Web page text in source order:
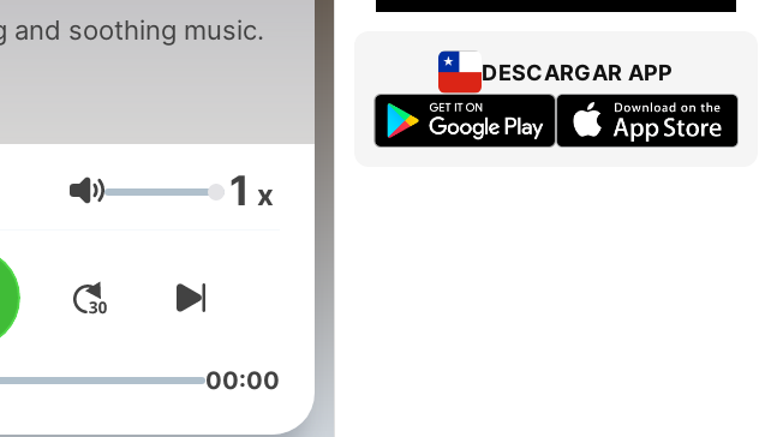
and soothing music.
Volumen 1 x
00:00
DESCARGAR APP